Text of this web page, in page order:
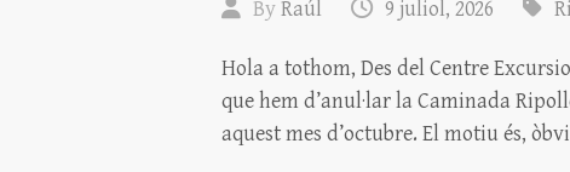
ByRaúl 9 juliol, 2026
Hola a tothom, Des del Centre
que hem d’anul·lar la Caminada
aquest mes d’octubre. El motiu és,